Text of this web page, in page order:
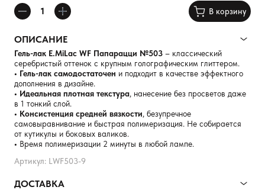
В корзину
ОПИСАНИЕ
Гель-лак E.MiLac WF Папарацци №503 – классический
серебристый оттенок с крупным голографическим глиттером.
• Гель-лак самодостаточен и подходит в качестве эффектного
дополнения в дизайне.
• Идеальная плотная текстура, нанесение без просветов даже
в 1 тонкий слой.
• Консистенция средней вязкости, безупречное
самовыравнивание и быстрая полимеризация. Не собирается
от кутикулы и боковых валиков.
• Время полимеризации 2 минуты в любой лампе.
Артикул: LWF503-9
ДОСТАВКА